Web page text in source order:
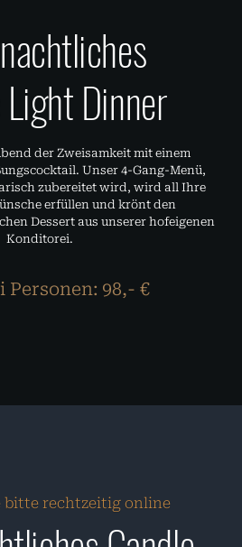
Light Dinner
der Zweisamkeit mit einem
Unser 4-Gang-Menü,
zubereitet wird, wird all Ihre
erfüllen und krönt den
Dessert aus unserer hofeigenen
Konditorei.
Personen: 98,- €
bitte rechtzeitig online